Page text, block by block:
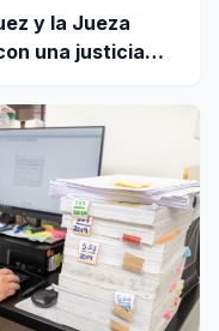
y la Jueza
una justicia